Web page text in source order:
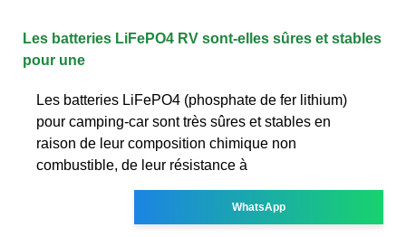
Les batteries LiFePO4 RV sont-elles sûres et stables
pour une
Les batteries LiFePO4 (phosphate de fer lithium)
pour camping-car sont très sûres et stables en
raison de leur composition chimique non
combustible, de leur résistance à
WhatsApp